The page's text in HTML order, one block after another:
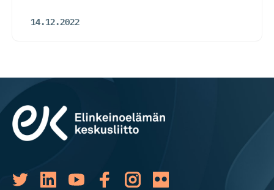
14.12.2022